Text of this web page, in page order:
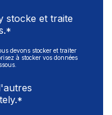
stocke et traite
*
devons stocker et traiter
à stocker vos données
*